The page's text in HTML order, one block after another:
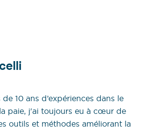
10 ans d’expériences dans le
paie, j'ai toujours eu à cœur de
outils et méthodes améliorant la